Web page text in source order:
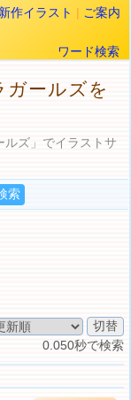
新作イラスト | ご案内
ワード検索
ールズを
ルズ」でイラストサ
0.050秒で検索